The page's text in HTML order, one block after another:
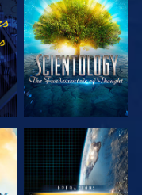
EXPLORA LAS
SERIES
VE